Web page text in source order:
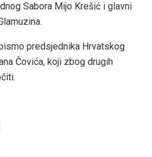
Sabora Mijo Krešić i glavni
predsjednika Hrvatskog
Čovića, koji zbog drugih